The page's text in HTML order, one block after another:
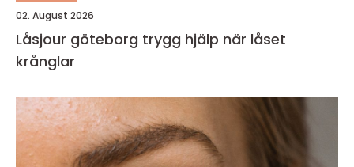
02. August 2026
Låsjour göteborg trygg hjälp när låset
krånglar